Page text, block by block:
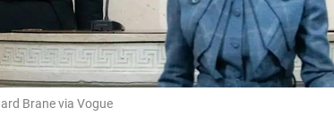
Brane via Vogue